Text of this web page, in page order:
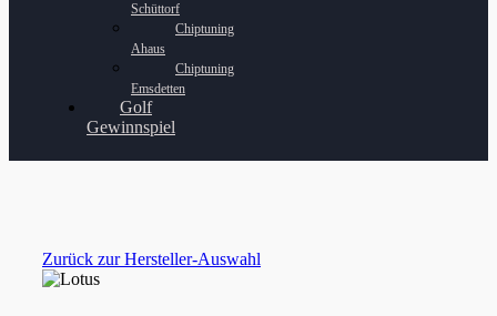
Schüttorf
Chiptuning
Ahaus
Chiptuning
Emsdetten
Golf
Gewinnspiel
Zurück zur Hersteller-Auswahl